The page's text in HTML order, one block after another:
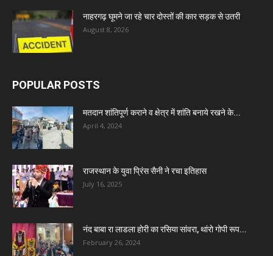
नाहरगढ़ घूमने जा रहे चार दोस्तों की कार सड़क से उतरी
August 8, 2026
POPULAR POSTS
मतदान शांतिपूर्ण कराने व क्षेत्र में शांति बनाये रखने के...
April 4, 2024
राजस्थान के युवा प्रिंस सैनी ने रचा इतिहास
July 16, 2025
नंद बाबा रा लाडला होरी का रसिया सांवरा, थांरो गोपी रूप...
February 26, 2024